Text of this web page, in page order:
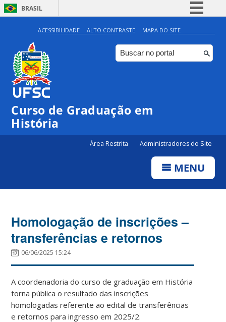
BRASIL
Simplifique!
Comunica BR
Participe
Canais
ACESSIBILIDADE ALTO CONTRASTE MAPA DO SITE
Curso de Graduação em
História
Área Restrita Administradores do Site
MENU
Homologação de inscrições –
transferências e retornos
06/06/2025 15:24
A coordenadoria do curso de graduação em História
torna pública o resultado das inscrições
homologadas referente ao edital de transferências
e retornos para ingresso em 2025/2.